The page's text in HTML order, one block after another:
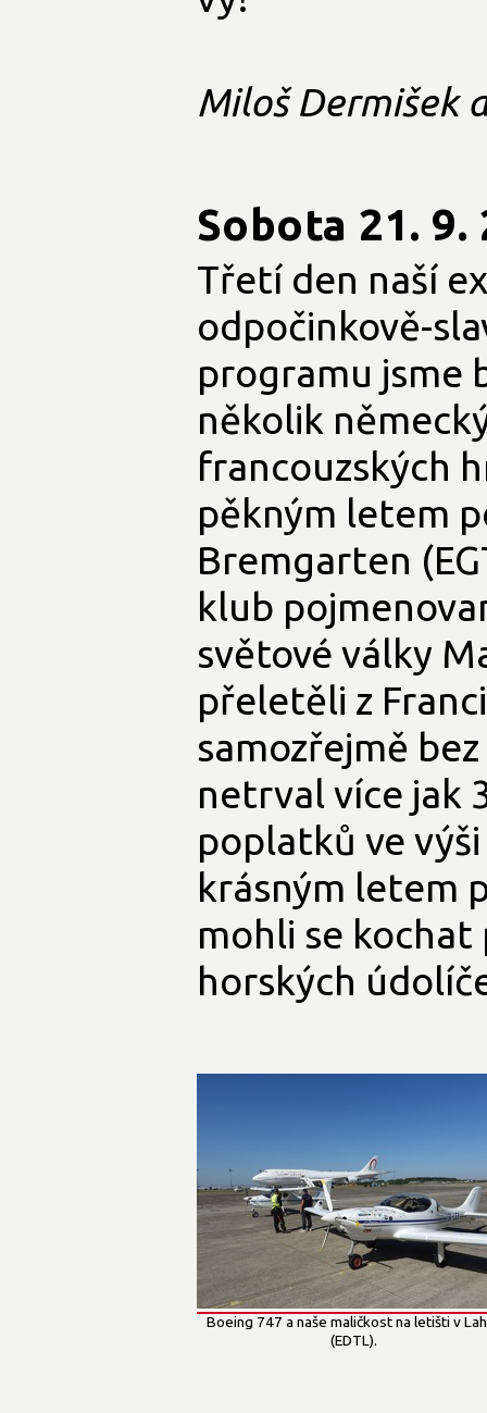
Miloš Dermišek
Sobota 21.
Třetí den naší
odpočinkově-
programu jsme
několik
francouzských
pěkným letem
Bremgarten
klub
světové války
přeletěli z
samozřejmě
netrval více jak
poplatků ve výši
krásným letem
mohli se
horských
Boeing 747 a naše maličkost na letišti v
(EDTL).